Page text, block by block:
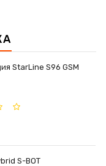
StarLine S96 GSM
S-BOT